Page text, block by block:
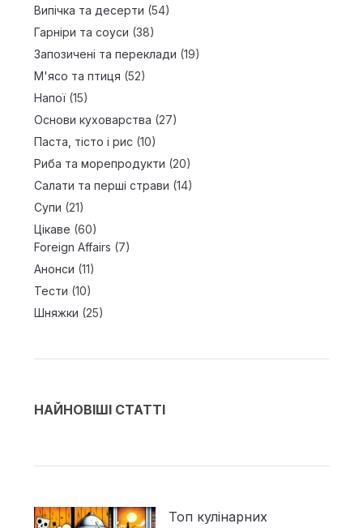
Випічка та десерти (54)
Гарніри та соуси (38)
Запозичені та переклади (19)
М'ясо та птиця (52)
Напої(15)
Основи куховарства (27)
Паста, тісто і рис (10)
Риба та морепродукти (20)
Салати та перші страви (14)
Супи (21)
Цікаве (60)
Foreign Affairs (7)
Анонси (11)
Тести (10)
Шняжки (25)
НАЙНОВІШІ СТАТТІ
Топ кулінарних